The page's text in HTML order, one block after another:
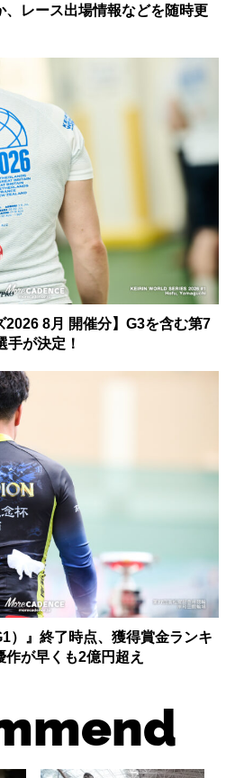
レース出場情報などを随時更
2026 8月 開催分】G3を含む第7
手が決定！
）』終了時点、獲得賞金ランキ
が早くも2億円超え